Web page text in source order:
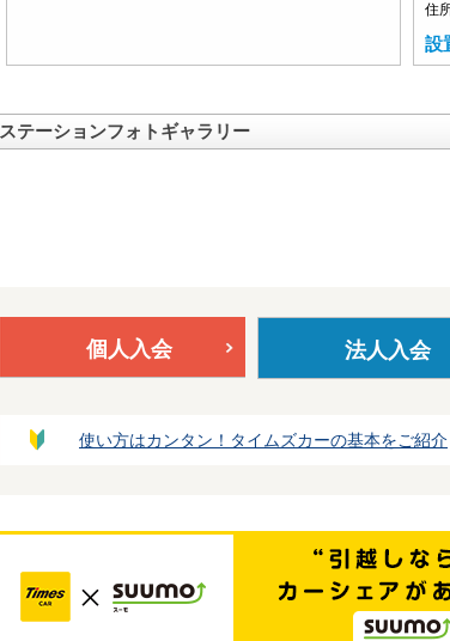
住
設
ステーションフォトギャラリー
個人入会 法人入会
使い方はカンタン！タイムズカーの基本をご紹介